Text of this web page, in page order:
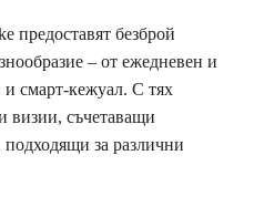
предоставят безброй
– от ежедневен и
смарт-кежуал. С тях
визии, съчетаващи
за различни